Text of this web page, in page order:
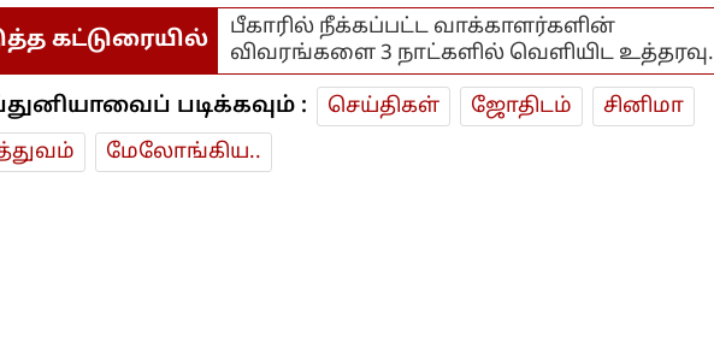
கட்டுரையில்
பீகாரில் நீக்கப்பட்ட வாக்காளர்களின்
விவரங்களை 3 நாட்களில் வெளியிட உத்தரவு.
படிக்கவும் : செய்திகள் ஜோ‌திட‌ம்
சினிமா
மேலோங்கிய..